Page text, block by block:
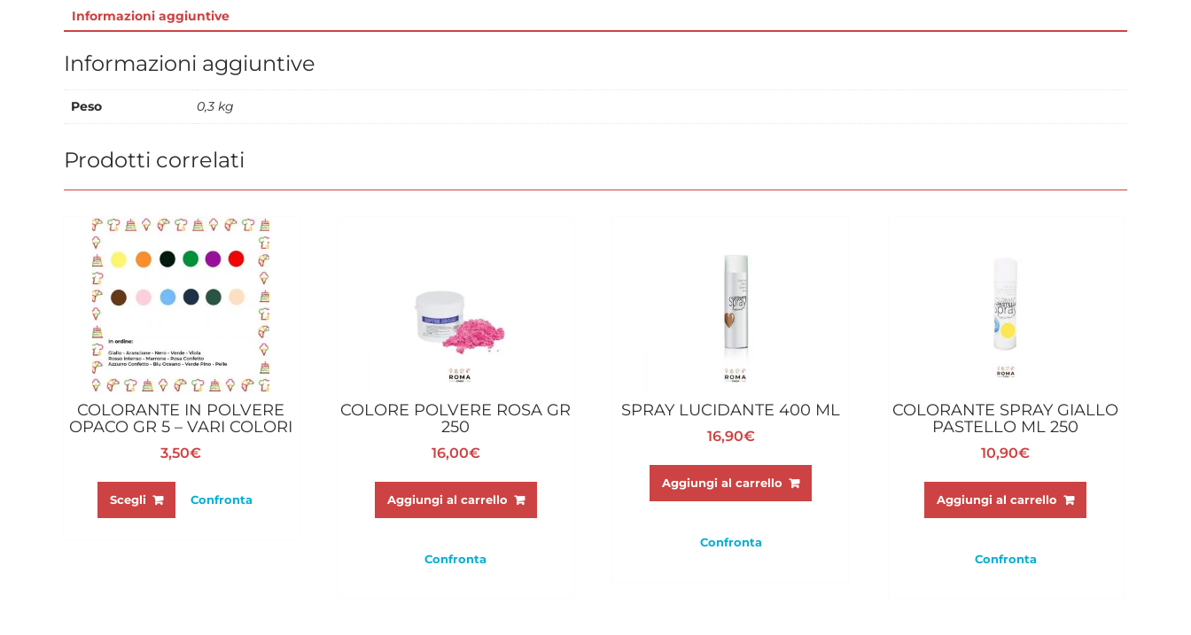
Informazioni aggiuntive
Informazioni aggiuntive
Peso 0,3 kg
Prodotti correlati
COLORANTE IN POLVERE
OPACO GR 5 – VARI COLORI
3,50€
Scegli
prodotto
Confronta
COLORE POLVERE ROSA GR
250
16,00€
Aggiungi al carrello
Confronta
SPRAY LUCIDANTE 400 ML
16,90€
Aggiungi al carrello
Confronta
COLORANTE SPRAY GIALLO
PASTELLO ML 250
10,90€
Aggiungi al carrello
Confronta